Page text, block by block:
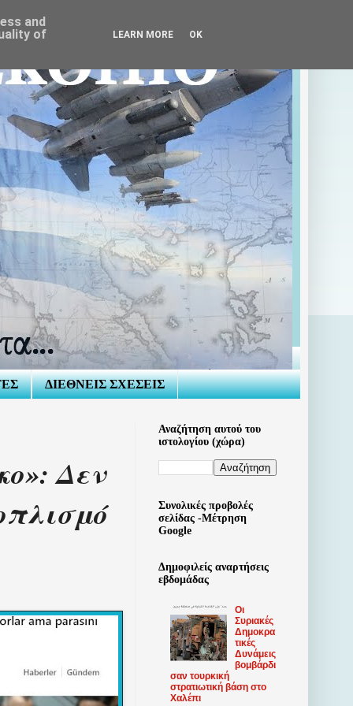
ΔΙΕΘΝΕΙΣ ΣΧΕΣΕΙΣ
Δεν
Αναζήτηση αυτού του
ιστολογίου (χώρα)
Συνολικές προβολές
σελίδας -Μέτρηση
Google
Δημοφιλείς αναρτήσεις
εβδομάδας
Οι
Συριακές
Δημοκρα
τικές
Δυνάμεις
βομβάρδι
σαν τουρκική
στρατιωτική βάση στο
Χαλέπι
and
of
LEARN MORE OK